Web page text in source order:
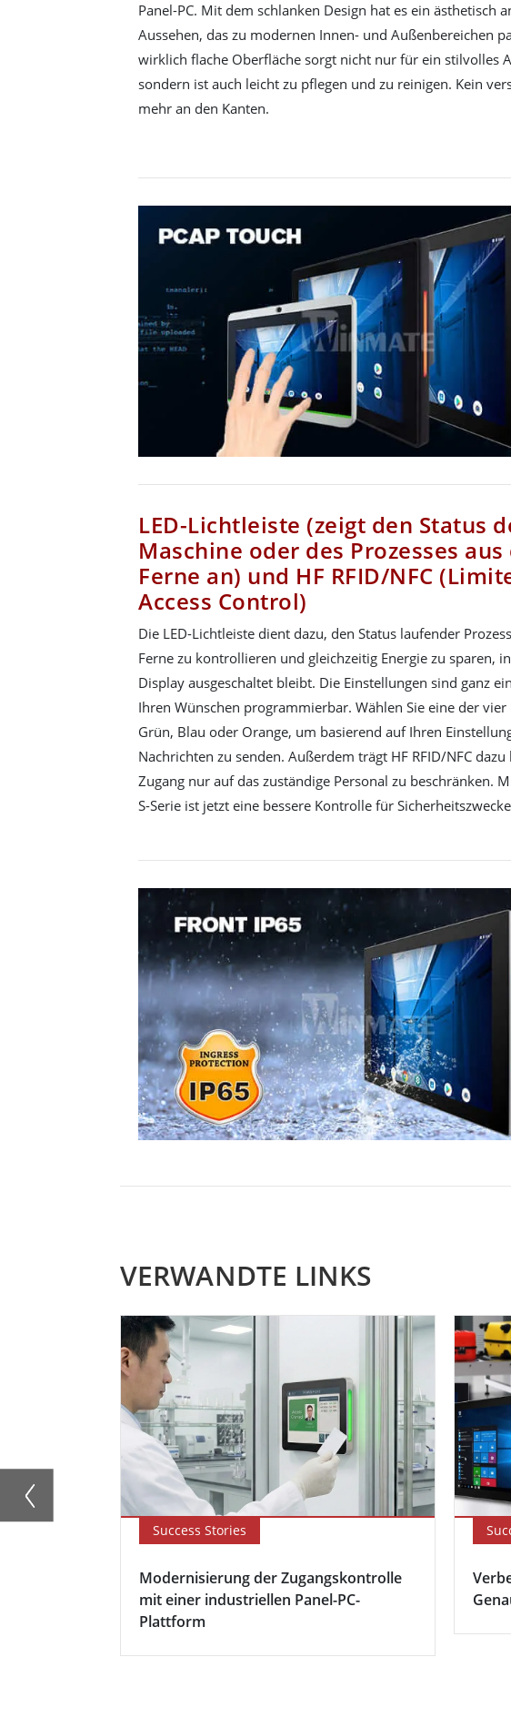
Panel-PC. Mit dem schlanken Design hat es ein ästhetisch
Aussehen, das zu modernen Innen- und Außenbereichen
wirklich flache Oberfläche sorgt nicht nur für ein stilvolles
sondern ist auch leicht zu pflegen und zu reinigen. Kein
mehr an den Kanten.
LED-Lichtleiste (zeigt den Status
Maschine oder des Prozesses aus
Ferne an) und HF RFID/NFC
Access Control)
Die LED-Lichtleiste dient dazu, den Status laufender
Ferne zu kontrollieren und gleichzeitig Energie zu sparen,
Display ausgeschaltet bleibt. Die Einstellungen sind ganz
Ihren Wünschen programmierbar. Wählen Sie eine der vier
Grün, Blau oder Orange, um basierend auf Ihren
Nachrichten zu senden. Außerdem trägt HF RFID/NFC dazu
Zugang nur auf das zuständige Personal zu beschränken.
S-Serie ist jetzt eine bessere Kontrolle für
VERWANDTE LINKS
Success Stories
Modernisierung der Zugangskontrolle
mit einer industriellen Panel-PC-
Plattform